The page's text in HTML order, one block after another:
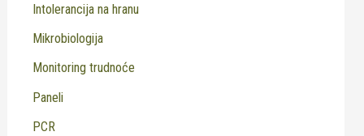
Intolerancija na hranu
Mikrobiologija
Monitoring trudnoće
Paneli
PCR